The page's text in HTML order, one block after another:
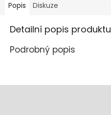
Popis Diskuze
Detailní popis produktu
Podrobný popis